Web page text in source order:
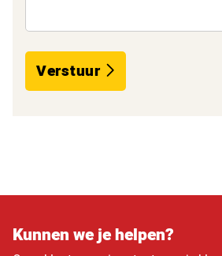
Verstuur
Kunnen we je helpen?